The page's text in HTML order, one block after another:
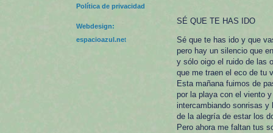
Política de privacidad
Webdesign:
espacioazul.net
SÉ QUE TE HAS IDO
Sé que te has ido y que
pero hay un silencio que
y sólo oigo el ruido de las
que me traen el eco de tu
Esta mañana fuimos de
por la playa con el viento
intercambiando sonrisas y
de la alegría de estar los
Pero ahora me faltan tus